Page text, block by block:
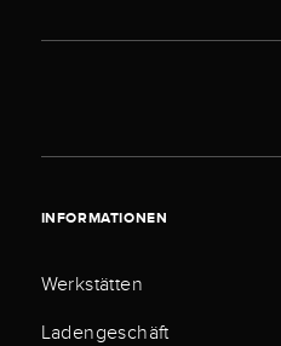
INFORMATIONEN
Werkstätten
Ladengeschäft